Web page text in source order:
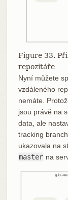
Figure 33.
repozitáře
Nyní můžete
vzdáleného
nemáte.
jsou právě na
data, ale
tracking
ukazovala na
master na